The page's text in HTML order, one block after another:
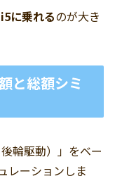
に乗れるのが大き
と総額シミ
輪駆動）」をベー
レーションしま